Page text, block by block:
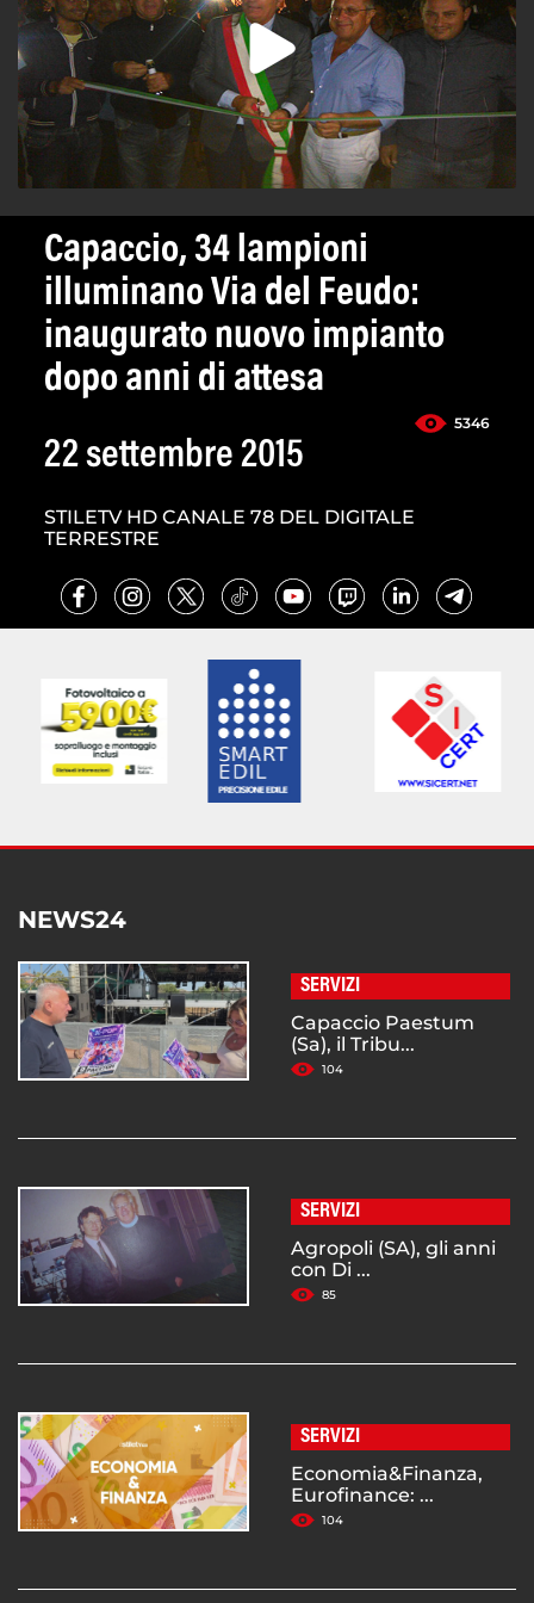
Capaccio, 34 lampioni
illuminano Via del Feudo:
inaugurato nuovo impianto
dopo anni di attesa
5346
22 settembre 2015
STILETV HD CANALE 78 DEL DIGITALE
TERRESTRE
NEWS24
SERVIZI
Capaccio Paestum
(Sa), il Tribu...
104
SERVIZI
Agropoli (SA), gli anni
con Di ...
85
SERVIZI
Economia&Finanza,
Eurofinance: ...
104